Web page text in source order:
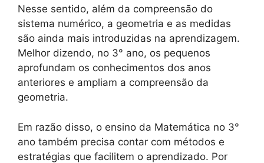
Nesse sentido, além da compreensão do
sistema numérico, a geometria e as medidas
são ainda mais introduzidas na aprendizagem.
Melhor dizendo, no 3° ano, os pequenos
aprofundam os conhecimentos dos anos
anteriores e ampliam a compreensão da
geometria.
Em razão disso, o ensino da Matemática no 3°
ano também precisa contar com métodos e
estratégias que facilitem o aprendizado. Por